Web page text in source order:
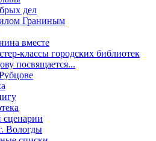
дел
Граниным
вместе
классы городских библиотек
посвящается...
сценарии
Вологды